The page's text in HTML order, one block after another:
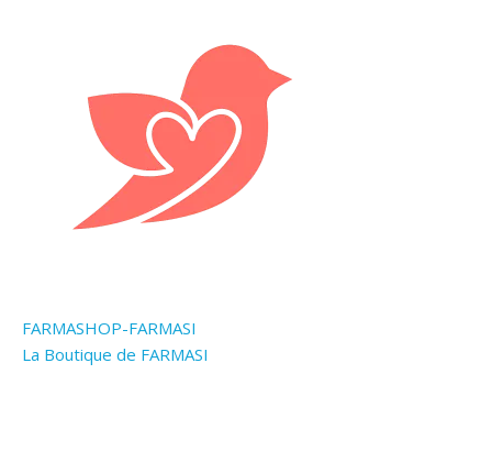
FARMASHOP-FARMASI
La Boutique de FARMASI